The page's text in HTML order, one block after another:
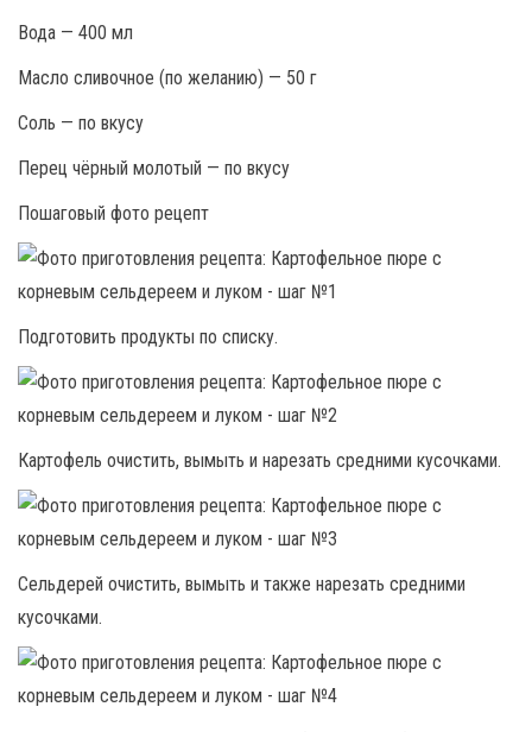
Вода — 400 мл
Масло сливочное (по желанию) — 50 г
Соль — по вкусу
Перец чёрный молотый — по вкусу
Пошаговый фото рецепт
Подготовить продукты по списку.
Картофель очистить, вымыть и нарезать средними кусочками.
Сельдерей очистить, вымыть и также нарезать средними
кусочками.